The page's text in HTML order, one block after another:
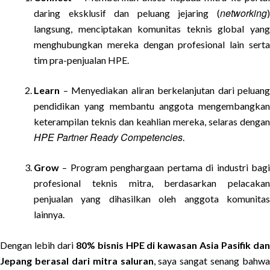
daring eksklusif dan peluang jejaring (networking)
langsung, menciptakan komunitas teknis global yang
menghubungkan mereka dengan profesional lain serta
tim pra-penjualan HPE.
Learn – Menyediakan aliran berkelanjutan dari peluang
pendidikan yang membantu anggota mengembangkan
keterampilan teknis dan keahlian mereka, selaras dengan
HPE Partner Ready Competencies.
Grow – Program penghargaan pertama di industri bagi
profesional teknis mitra, berdasarkan pelacakan
penjualan yang dihasilkan oleh anggota komunitas
lainnya.
Dengan lebih dari 80% bisnis HPE di kawasan Asia Pasifik dan
Jepang berasal dari mitra saluran, saya sangat senang bahwa